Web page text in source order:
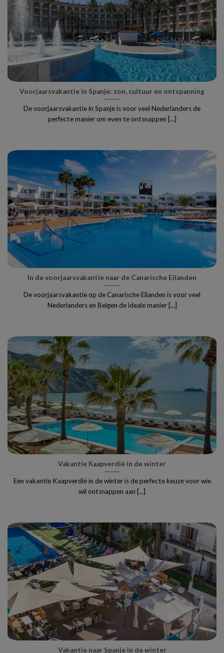
Voorjaarsvakantie in Spanje: zon, cultuur en ontspanning
De voorjaarsvakantie in Spanje is voor veel Nederlanders de
perfecte manier om even te ontsnappen [...]
In de voorjaarsvakantie naar de Canarische Eilanden
De voorjaarsvakantie op de Canarische Eilanden is voor veel
Nederlanders en Belgen de ideale manier [...]
Vakantie Kaapverdië in de winter
Een vakantie Kaapverdië in de winter is de perfecte keuze voor wie
wil ontsnappen aan [...]
Vakantie naar Spanje in de winter